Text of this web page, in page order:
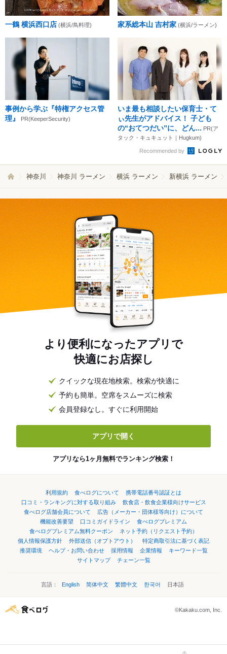
一鶴 横浜西口店 (横浜/鳥料理) 家系総本山 吉村家 (横浜/ラーメン)
事例から学ぶ『特権アクセス管
理』
PR(KeeperSecurity)
いま最も相談したい保育士・て
ぃ先生がアドバイス！ 子ども
の“おてつだい”に、どん... PR(ア
タック・キュキュット｜Hugkum)
Recommended by
神奈川 神奈川 ラーメン 横浜 ラーメン 新横浜 ラーメン
より便利になったアプリで
快適にお店探し
クイックな現在地検索。検索が快適に
予約も簡単。空席をスムーズに検索
会員登録なし。すぐに利用開始
アプリで開く
アプリなら1ヶ月無料でランキング検索！
利用規約 食べログについて
携帯電話番号認証とは
口コミ・ランキングに対する取り組み
飲食店・飲食企業様向けサービス
食べログ店舗会員について
広告（メーカー・団体様等向け）について
機能改善要望
口コミガイドライン
食べログプレミアム
食べログプレミアム無料クーポン
ネット予約（リクエスト予約）
個人情報保護方針
外部送信（オプトアウト）
特定商取引法に基づく表記
推奨環境
ヘルプ・お問い合わせ 採用情報 企業情報
キーワード一覧
サイトマップ
チェーン一覧
言語： English 简体中文 繁體中文 한국어 日本語
©Kakaku.com, Inc.